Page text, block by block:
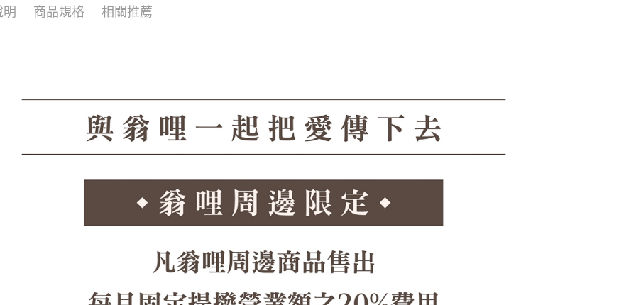
任。
即時審查核予不同之上限額度；若仍有額度不足之情形，本公司將視審查
結果請求用戶進行身份認證。
明 商品規格 相關推薦